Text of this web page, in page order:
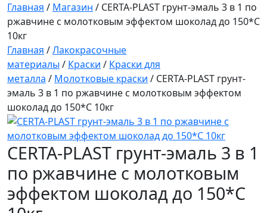
Главная / Магазин / CERTA-PLAST грунт-эмаль 3 в 1 по
ржавчине с молотковым эффектом шоколад до 150*С
10кг
Главная /Лакокрасочные
материалы / Краски / Краски для
металла / Молотковые краски / CERTA-PLAST грунт-
эмаль 3 в 1 по ржавчине с молотковым эффектом
шоколад до 150*С 10кг
CERTA-PLAST грунт-эмаль 3 в 1
по ржавчине с молотковым
эффектом шоколад до 150*С